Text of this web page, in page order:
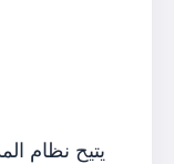
يتيح نظام